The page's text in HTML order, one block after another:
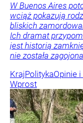
W Buenos Aires
wciąż pokazują
bliskich
Ich dramat
jest historią
nie została
KrajPolitykaOpinie
Wprost